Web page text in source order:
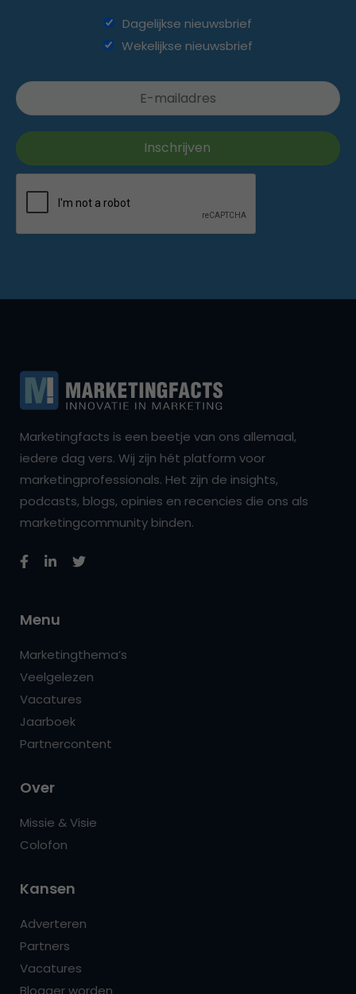
Dagelijkse nieuwsbrief
Wekelijkse nieuwsbrief
Marketingfacts is een beetje van ons allemaal,
iedere dag vers. Wij zijn hét platform voor
marketingprofessionals. Het zijn de insights,
podcasts, blogs, opinies en recencies die ons als
marketingcommunity binden.
Menu
Marketingthema’s
Veelgelezen
Vacatures
Jaarboek
Partnercontent
Over
Missie & Visie
Colofon
Kansen
Adverteren
Partners
Vacatures